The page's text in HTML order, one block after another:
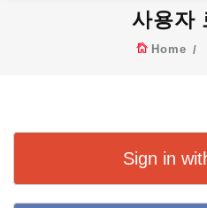
사용자
Home
Sign in